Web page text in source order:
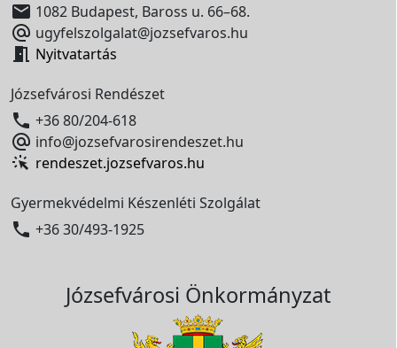
 1082 Budapest, Baross u. 66–68.
 ugyfelszolgalat@jozsefvaros.hu
 Nyitvatartás
Józsefvárosi Rendészet
 +36 80/204-618
 info@jozsefvarosirendeszet.hu
rendeszet.jozsefvaros.hu
Gyermekvédelmi Készenléti Szolgálat
 +36 30/493-1925
Józsefvárosi Önkormányzat